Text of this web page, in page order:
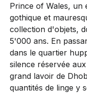
Prince of Wales, un
gothique et
collection d'objets,
5'000 ans. En
dans le quartier
silence réservée
grand lavoir de
quantités de linge y